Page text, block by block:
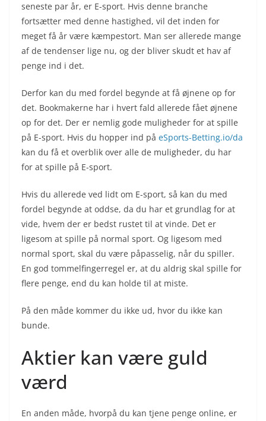
seneste par år, er E-sport. Hvis denne branche
fortsætter med denne hastighed, vil det inden for
meget få år være kæmpestort. Man ser allerede mange
af de tendenser lige nu, og der bliver skudt et hav af
penge ind i det.
Derfor kan du med fordel begynde at få øjnene op for
det. Bookmakerne har i hvert fald allerede fået øjnene
op for det. Der er nemlig gode muligheder for at spille
på E-sport. Hvis du hopper ind på eSports-Betting.io/da
kan du få et overblik over alle de muligheder, du har
for at spille på E-sport.
Hvis du allerede ved lidt om E-sport, så kan du med
fordel begynde at oddse, da du har et grundlag for at
vide, hvem der er bedst rustet til at vinde. Det er
ligesom at spille på normal sport. Og ligesom med
normal sport, skal du være påpasselig, når du spiller.
En god tommelfingerregel er, at du aldrig skal spille for
flere penge, end du kan holde til at miste.
På den måde kommer du ikke ud, hvor du ikke kan
bunde.
Aktier kan være guld
værd
En anden måde, hvorpå du kan tjene penge online, er